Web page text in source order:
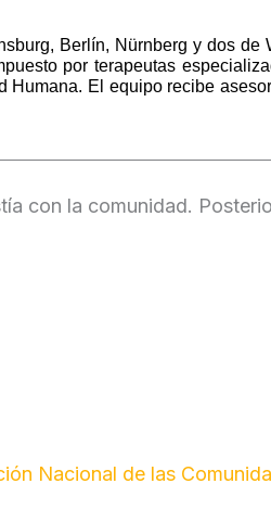
Berlín, Nürnberg y dos
por terapeutas
El equipo recibe
con la comunidad.
Nacional de las